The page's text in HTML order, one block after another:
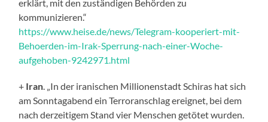
erklärt, mit den zuständigen Behörden zu
kommunizieren.“
https://www.heise.de/news/Telegram-kooperiert-mit-
Behoerden-im-Irak-Sperrung-nach-einer-Woche-
aufgehoben-9242971.html
+ Iran . „In der iranischen Millionenstadt Schiras hat sich
am Sonntagabend ein Terroranschlag ereignet, bei dem
nach derzeitigem Stand vier Menschen getötet wurden.